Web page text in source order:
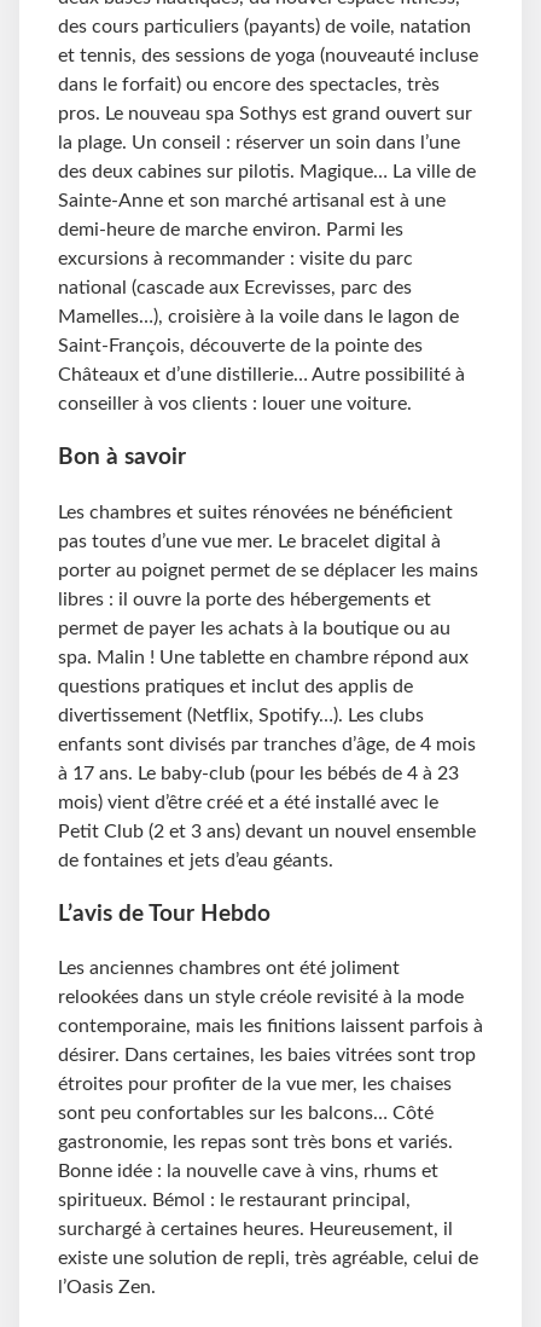
des cours particuliers (payants) de voile, natation
et tennis, des sessions de yoga (nouveauté incluse
dans le forfait) ou encore des spectacles, très
pros. Le nouveau spa Sothys est grand ouvert sur
la plage. Un conseil : réserver un soin dans l’une
des deux cabines sur pilotis. Magique… La ville de
Sainte-Anne et son marché artisanal est à une
demi-heure de marche environ. Parmi les
excursions à recommander : visite du parc
national (cascade aux Ecrevisses, parc des
Mamelles…), croisière à la voile dans le lagon de
Saint-François, découverte de la pointe des
Châteaux et d’une distillerie… Autre possibilité à
conseiller à vos clients : louer une voiture.
Bon à savoir
Les chambres et suites rénovées ne bénéficient
pas toutes d’une vue mer. Le bracelet digital à
porter au poignet permet de se déplacer les mains
libres : il ouvre la porte des hébergements et
permet de payer les achats à la boutique ou au
spa. Malin ! Une tablette en chambre répond aux
questions pratiques et inclut des applis de
divertissement (Netflix, Spotify…). Les clubs
enfants sont divisés par tranches d’âge, de 4 mois
à 17 ans. Le baby-club (pour les bébés de 4 à 23
mois) vient d’être créé et a été installé avec le
Petit Club (2 et 3 ans) devant un nouvel ensemble
de fontaines et jets d’eau géants.
L’avis de Tour Hebdo
Les anciennes chambres ont été joliment
relookées dans un style créole revisité à la mode
contemporaine, mais les finitions laissent parfois à
désirer. Dans certaines, les baies vitrées sont trop
étroites pour profiter de la vue mer, les chaises
sont peu confortables sur les balcons… Côté
gastronomie, les repas sont très bons et variés.
Bonne idée : la nouvelle cave à vins, rhums et
spiritueux. Bémol : le restaurant principal,
surchargé à certaines heures. Heureusement, il
existe une solution de repli, très agréable, celui de
l’Oasis Zen.